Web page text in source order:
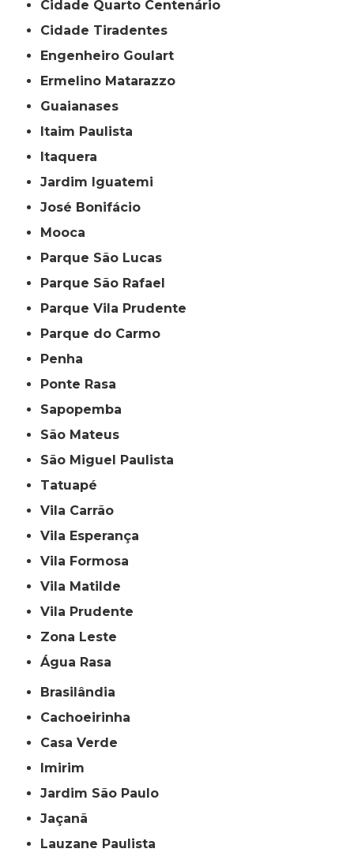
Cidade Quarto Centenário
Cidade Tiradentes
Engenheiro Goulart
Ermelino Matarazzo
Guaianases
Itaim Paulista
Itaquera
Jardim Iguatemi
José Bonifácio
Mooca
Parque São Lucas
Parque São Rafael
Parque Vila Prudente
Parque do Carmo
Penha
Ponte Rasa
Sapopemba
São Mateus
São Miguel Paulista
Tatuapé
Vila Carrão
Vila Esperança
Vila Formosa
Vila Matilde
Vila Prudente
Zona Leste
Água Rasa
Brasilândia
Cachoeirinha
Casa Verde
Imirim
Jardim São Paulo
Jaçanã
Lauzane Paulista